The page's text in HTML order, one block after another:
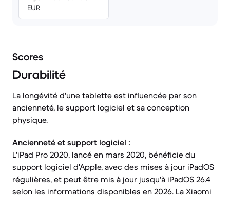
EUR
Scores
Durabilité
La longévité d'une tablette est influencée par son
ancienneté, le support logiciel et sa conception
physique.
Ancienneté et support logiciel :
L'iPad Pro 2020, lancé en mars 2020, bénéficie du
support logiciel d'Apple, avec des mises à jour iPadOS
régulières, et peut être mis à jour jusqu'à iPadOS 26.4
selon les informations disponibles en 2026. La Xiaomi